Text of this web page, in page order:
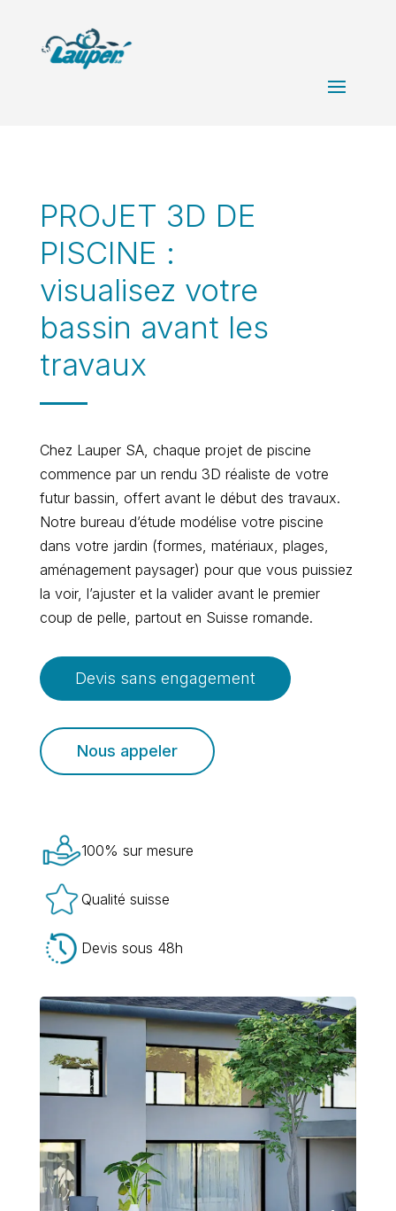
PROJET 3D DE
PISCINE :
visualisez votre
bassin avant les
travaux
Chez Lauper SA, chaque projet de piscine
commence par un rendu 3D réaliste de votre
futur bassin, offert avant le début des travaux.
Notre bureau d’étude modélise votre piscine
dans votre jardin (formes, matériaux, plages,
aménagement paysager) pour que vous puissiez
la voir, l’ajuster et la valider avant le premier
coup de pelle, partout en Suisse romande.
Devis sans engagement
Nous appeler
100% sur mesure
Qualité suisse
Devis sous 48h